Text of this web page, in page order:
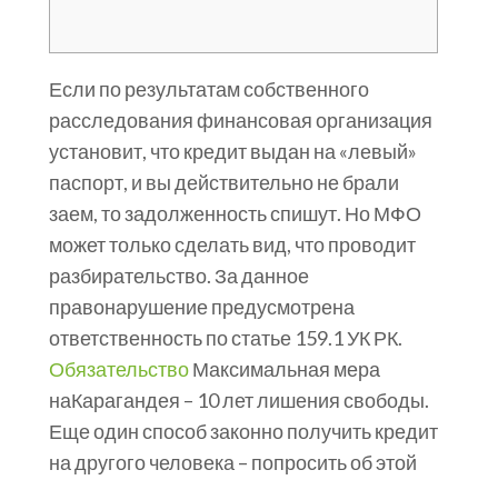
Если по результатам собственного
расследования финансовая организация
установит, что кредит выдан на «левый»
паспорт, и вы действительно не брали
заем, то задолженность спишут. Но МФО
может только сделать вид, что проводит
разбирательство. За данное
правонарушение предусмотрена
ответственность по статье 159.1 УК РК.
ОбязательствоМаксимальная мера
наКарагандея – 10 лет лишения свободы.
Еще один способ законно получить кредит
на другого человека – попросить об этой